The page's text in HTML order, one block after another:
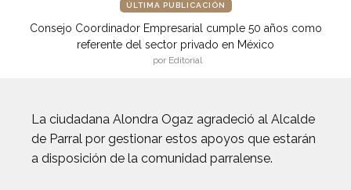
ÚLTIMA PUBLICACIÓN
Consejo Coordinador Empresarial cumple 50 años como
referente del sector privado en México
por Editorial
La ciudadana Alondra Ogaz agradeció al Alcalde
de Parral por gestionar estos apoyos que estarán
a disposición de la comunidad parralense.